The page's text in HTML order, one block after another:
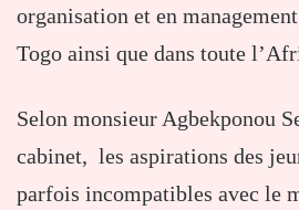
organisation et en
Togo ainsi que dans toute
Selon monsieur Agbekponou
cabinet, les aspirations des
parfois incompatibles avec le